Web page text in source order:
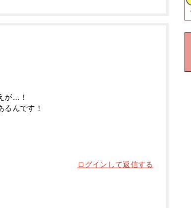
が…！
るんです！
ログインして返信する